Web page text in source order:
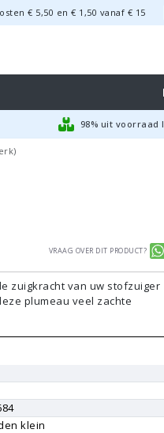
€ 5,50 en € 1,50 vanaf € 15
98% uit voorraad
Vraag over dit product?
zuigkracht van uw stofzuiger
plumeau veel zachte
klein